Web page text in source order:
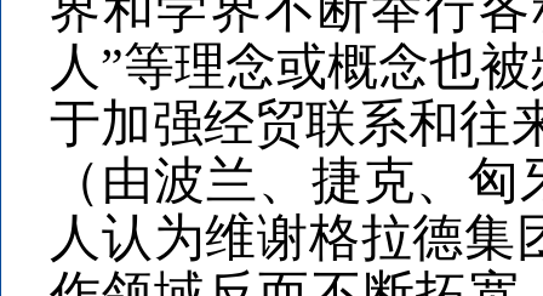
人”等理念或概念也
于加强经贸联系和往
（由波兰、捷克、
人认为维谢格拉德